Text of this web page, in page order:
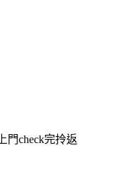
門check完拎返